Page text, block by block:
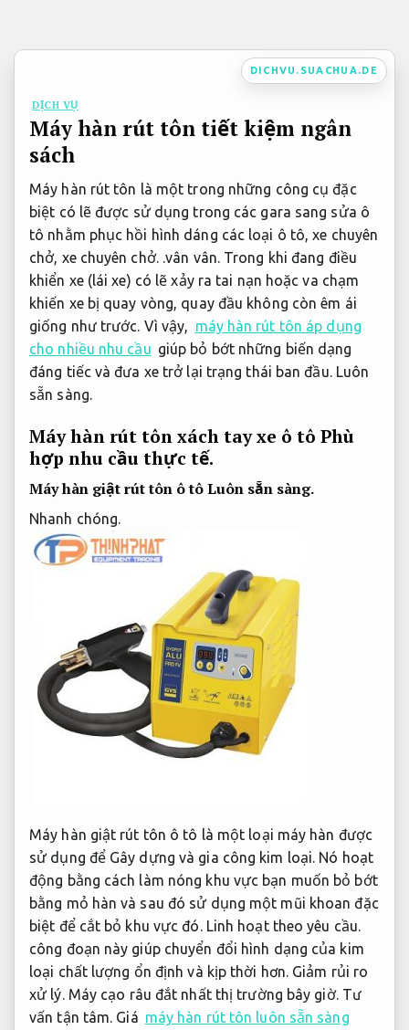
nội
DICHVU.SUACHUA.DE
DỊCH VỤ
Máy hàn rút tôn tiết kiệm ngân
sách
Máy hàn rút tôn là một trong những công cụ đặc
biệt có lẽ được sử dụng trong các gara sang sửa ô
tô nhằm phục hồi hình dáng các loại ô tô, xe chuyên
chở, xe chuyên chở. .vân vân. Trong khi đang điều
khiển xe (lái xe) có lẽ xảy ra tai nạn hoặc va chạm
khiến xe bị quay vòng, quay đầu không còn êm ái
giống như trước. Vì vậy, máy hàn rút tôn áp dụng
cho nhiều nhu cầu giúp bỏ bớt những biến dạng
đáng tiếc và đưa xe trở lại trạng thái ban đầu. Luôn
sẵn sàng.
Máy hàn rút tôn xách tay xe ô tô Phù
hợp nhu cầu thực tế.
Máy hàn giật rút tôn ô tôLuôn sẵn sàng.
Nhanh chóng.
Máy hàn giật rút tôn ô tô là một loại máy hàn được
sử dụng để Gây dựng và gia công kim loại. Nó hoạt
động bằng cách làm nóng khu vực bạn muốn bỏ bớt
bằng mỏ hàn và sau đó sử dụng một mũi khoan đặc
biệt để cắt bỏ khu vực đó. Linh hoạt theo yêu cầu.
công đoạn này giúp chuyển đổi hình dạng của kim
loại chất lượng ổn định và kịp thời hơn. Giảm rủi ro
xử lý.Máy cạo râu đắt nhất thị trường bây giờ. Tư
vấn tận tâm. Giá máy hàn rút tôn luôn sẵn sàng